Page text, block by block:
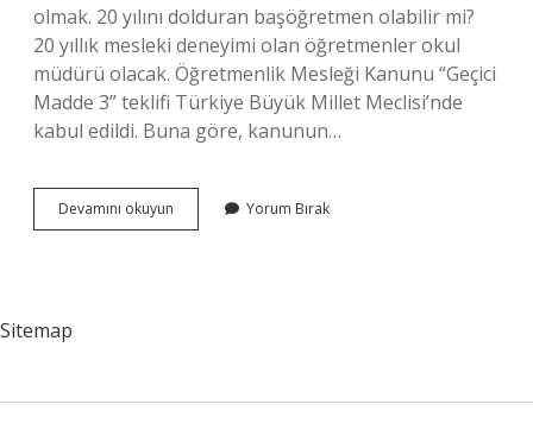
olmak. 20 yılını dolduran başöğretmen olabilir mi?
20 yıllık mesleki deneyimi olan öğretmenler okul
müdürü olacak. Öğretmenlik Mesleği Kanunu “Geçici
Madde 3” teklifi Türkiye Büyük Millet Meclisi’nde
kabul edildi. Buna göre, kanunun…
Devamını okuyun Başöğretmen
Nasıl
Yorum Bırak
Sitemap